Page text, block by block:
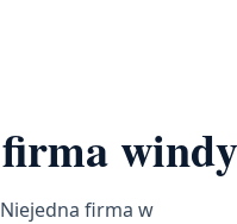
firma w